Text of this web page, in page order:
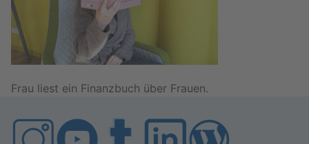
Frau liest ein Fi­nanz­buch über Frau­en.